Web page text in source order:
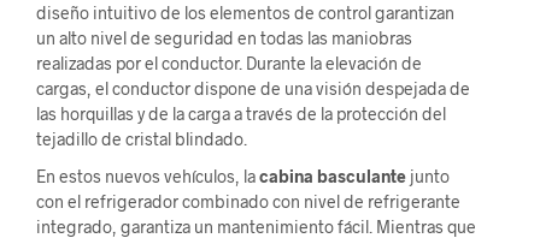
diseño intuitivo de los elementos de control garantizan
un alto nivel de seguridad en todas las maniobras
realizadas por el conductor. Durante la elevación de
cargas, el conductor dispone de una visión despejada de
las horquillas y de la carga a través de la protección del
tejadillo de cristal blindado.
En estos nuevos vehículos, lacabina basculante junto
con el refrigerador combinado con nivel de refrigerante
integrado, garantiza un mantenimiento fácil. Mientras que